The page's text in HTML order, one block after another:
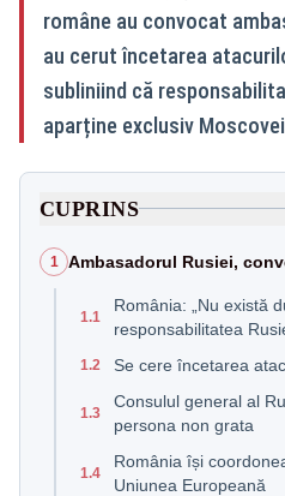
române au convocat
au cerut încetarea
subliniind că
aparține exclusiv
CUPRINS
1 Ambasadorul Rusiei,
1.1
România: „Nu există
responsabilitatea
1.2 Se cere încetarea
1.3
Consulul general al
persona non grata
1.4
România își
Uniunea Europeană